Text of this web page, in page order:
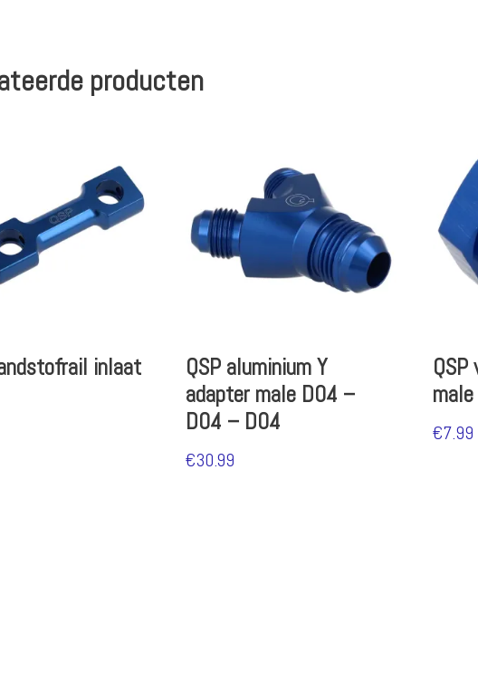
producten
inlaat
QSP aluminium Y
adapter male D04 –
D04 – D04
€30.99
€7.99